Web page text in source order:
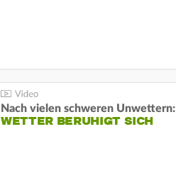
Nach vielen schweren Unwettern:
WETTER BERUHIGT SICH